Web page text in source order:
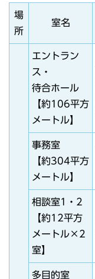
場
所
室名
エントラン
ス・
待合ホール
【約106平方
メートル】
事務室
【約304平方
メートル】
相談室1・2
【約12平方
メートル×2
室】
多目的室